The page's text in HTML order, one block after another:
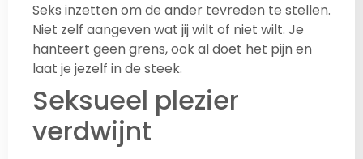
Seks inzetten om de ander tevreden te stellen.
Niet zelf aangeven wat jij wilt of niet wilt. Je
hanteert geen grens, ook al doet het pijn en
laat je jezelf in de steek.
Seksueel plezier
verdwijnt